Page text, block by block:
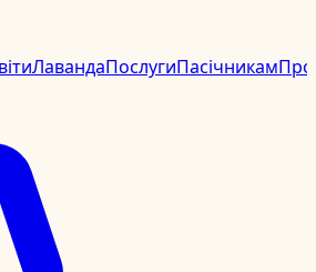
ЛавандаПослугиПасічникамПро